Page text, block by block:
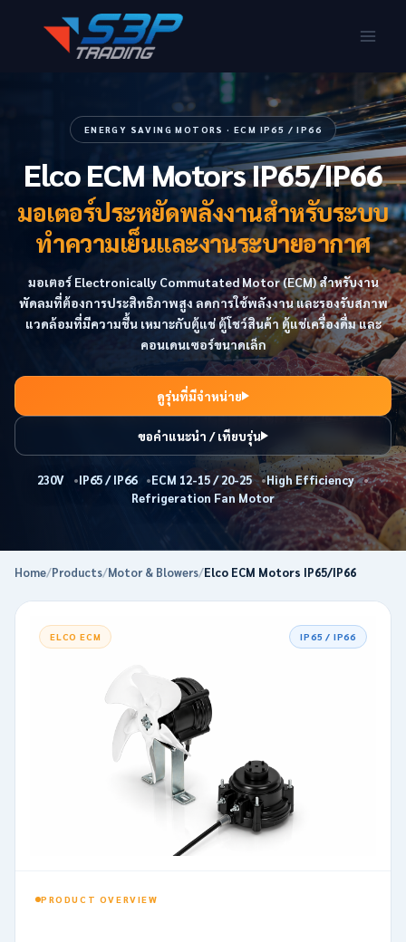
ENERGY SAVING MOTORS · ECM IP65 / IP66
Elco ECM Motors IP65/IP66
มอเตอร์ประหยัดพลังงานสำหรับระบบ
ทำความเย็นและงานระบายอากาศ
มอเตอร์ Electronically Commutated Motor (ECM) สำหรับงาน
พัดลมที่ต้องการประสิทธิภาพสูง ลดการใช้พลังงาน และรองรับสภาพ
แวดล้อมที่มีความชื้น เหมาะกับตู้แช่ ตู้โชว์สินค้า ตู้แช่เครื่องดื่ม และ
คอนเดนเซอร์ขนาดเล็ก
ดูรุ่นที่มีจำหน่าย
ขอคำแนะนำ / เทียบรุ่น
230V IP65 / IP66 ECM 12-15 / 20-25
High Efficiency
Refrigeration Fan Motor
Home/Products/Motor & Blowers/Elco ECM Motors IP65/IP66
ELCO ECM IP65 / IP66
PRODUCT OVERVIEW